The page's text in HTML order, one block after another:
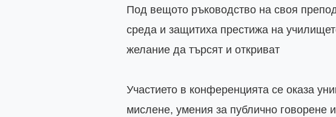
Под вещото ръководство на своя
среда и защитиха престижа на
желание да търсят и откриват
Участието в конференцията се оказа
мислене, умения за публично говорене